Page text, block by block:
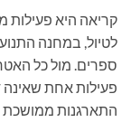
קריאה היא פעילות
לטיול, במחנה
ספרים. מול כל
פעילות אחת שאינה
התארגנות ממושכת